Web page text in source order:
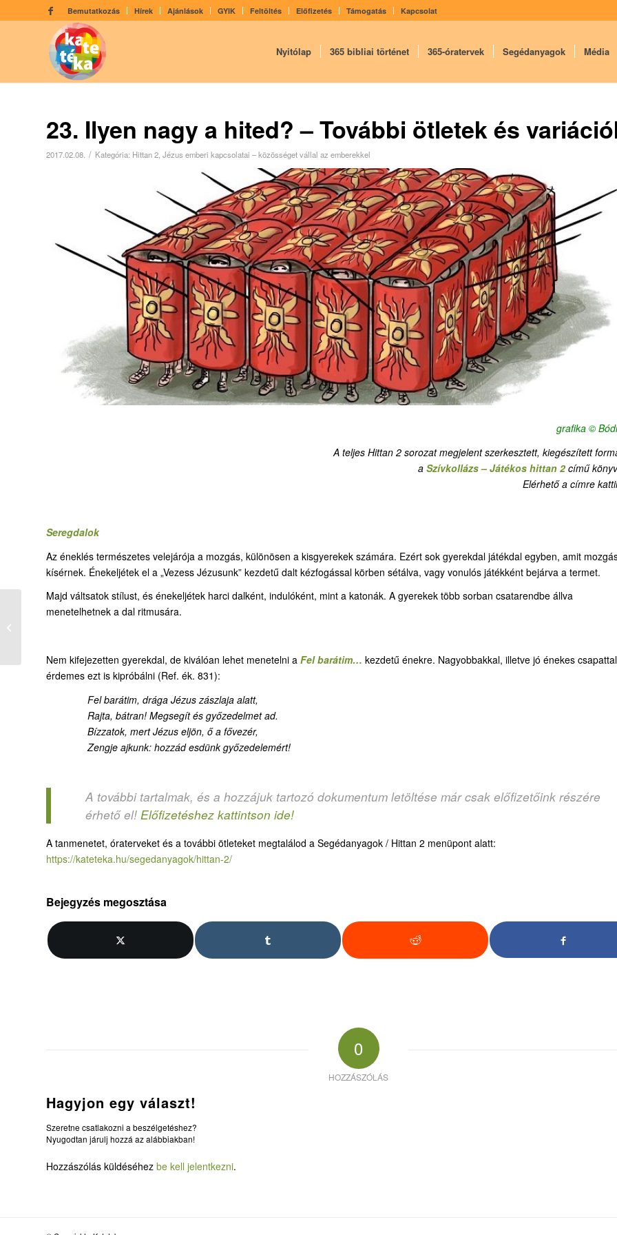
Bemutatkozás Hírek Ajánlások GYIK Feltöltés Előfizetés Támogatás Kapcsolat
Nyitólap 365 bibliai történet 365-óratervek Segédanyagok Média
23. Ilyen nagy a hited? – További ötletek és
2017.02.08. / Kategória: Hittan 2 Jézus emberi kapcsolatai – közösséget vállal az emberekkel
grafika ©
A teljes Hittan 2 sorozat megjelent szerkesztett, kiegészített
a Szívkollázs – Játékos hittan 2című
Elérhető a címre
Seregdalok
Az éneklés természetes velejárója a mozgás, különösen a kisgyerekek számára. Ezért sok gyerekdal játékdal egyben, amit
kísérnek. Énekeljétek el a „Vezess Jézusunk” kezdetű dalt kézfogással körben sétálva, vagy vonulós játékként bejárva a termet.
Majd váltsatok stílust, és énekeljétek harci dalként, indulóként, mint a katonák. A gyerekek több sorban csatarendbe állva
menetelhetnek a dal ritmusára.
Nem kifejezetten gyerekdal, de kiválóan lehet menetelni a Fel barátim… kezdetű énekre. Nagyobbakkal, illetve jó énekes csapattal
érdemes ezt is kipróbálni (Ref. ék. 831):
Fel barátim, drága Jézus zászlaja alatt,
Rajta, bátran! Megsegít és győzedelmet ad.
Bízzatok, mert Jézus eljön, ő a fővezér,
Zengje ajkunk: hozzád esdünk győzedelemért!
A további tartalmak, és a hozzájuk tartozó dokumentum letöltése már csak előfizetőink részére
érhető el! Előfizetéshez kattintson ide!
A tanmenetet, óraterveket és a további ötleteket megtalálod a Segédanyagok / Hittan 2 menüpont alatt:
https://kateteka.hu/segedanyagok/hittan-2/
Bejegyzés megosztása
0
HOZZÁSZÓLÁS
Hagyjon egy választ!
Szeretne csatlakozni a beszélgetéshez?
Nyugodtan járulj hozzá az alábbiakban!
Hozzászólás küldéséhez be kell jelentkezni.
23. Ilyen nagy a hited?